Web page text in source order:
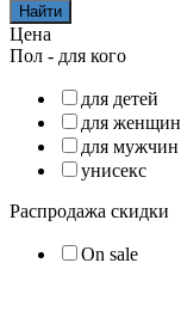
Найти
Цена
Пол - для кого
для детей
для женщин
для мужчин
унисекс
Распродажа скидки
On sale